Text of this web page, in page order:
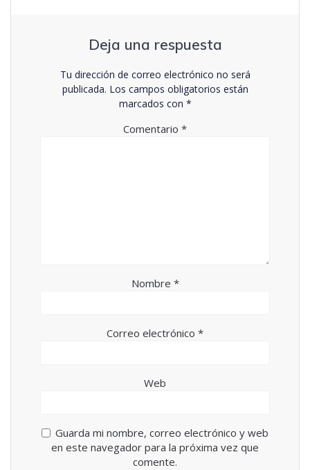
Deja una respuesta
Tu dirección de correo electrónico no será
publicada. Los campos obligatorios están
marcados con *
Comentario *
Nombre *
Correo electrónico *
Web
Guarda mi nombre, correo electrónico y web
en este navegador para la próxima vez que
comente.